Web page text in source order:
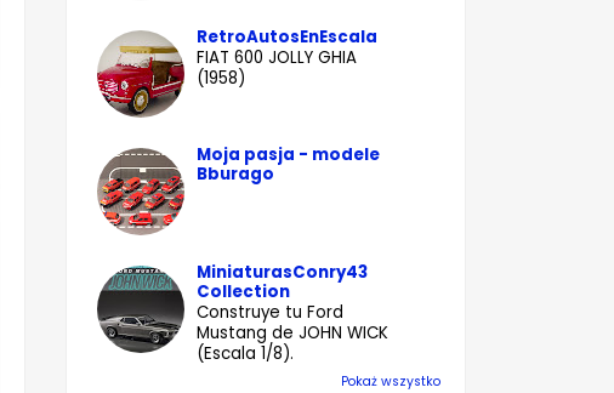
RetroAutosEnEscala
FIAT 600 JOLLY GHIA
(1958)
Moja pasja - modele
Bburago
MiniaturasConry43
Collection
Construye tu Ford
Mustang de JOHN WICK
(Escala 1/8).
Pokaż wszystko